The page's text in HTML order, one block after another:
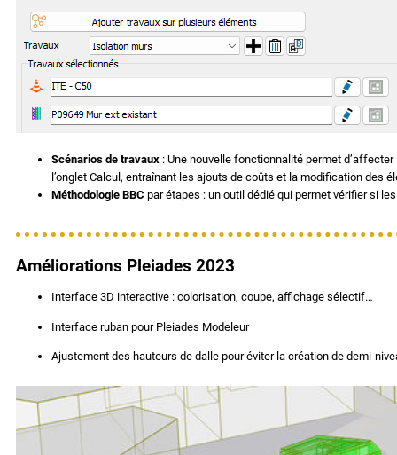
Scénarios de travaux : Une nouvelle fonctionnalité permet
l’onglet Calcul, entraînant les ajouts de coûts et la modification des
Méthodologie BBC par étapes : un outil dédié qui permet vérifier si
Améliorations Pleiades 2023
Interface 3D interactive : colorisation, coupe, affichage sélectif…
Interface ruban pour Pleiades Modeleur
Ajustement des hauteurs de dalle pour éviter la création de demi-